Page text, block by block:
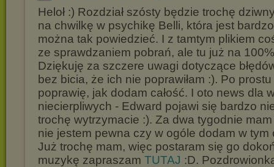
Heloł :) Rozdział szósty będzie trochę
na chwilkę w psychikę Belli, która jest
można tak powiedzieć. I z tamtym plikiem
ze sprawdzaniem pobrań, ale tu już na
Dziękuję za szczere uwagi dotyczące
bez bicia, że ich nie poprawiłam :). Po prostu
poprawię, jak dodam całość. I oto news dla
niecierpliwych - Edward pojawi się bardzo
trochę wytrzymacie :). Za dwa tygodnie
nie jestem pewna czy w ogóle dodam w tym
Już trochę mam, więc postaram się go
muzykę zapraszam TUTAJ :D.